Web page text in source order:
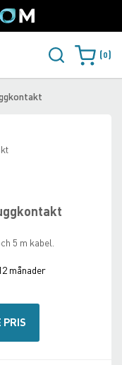
Varukorgen
0
5 m kabel.
månader
PRIS